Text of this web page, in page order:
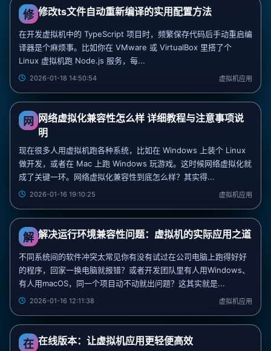
修 修改ts文件自动重新编译的实用配置方法
在开发虚拟机中的 TypeScript 项目时，频繁保存代码后手动重启编
译器是个麻烦事。比如你在 VMware 或 VirtualBox 里搭了个
Linux 虚拟机跑 Node.js 服务，每...
2026-01-18 14:50:54 虚拟机应用
网 网络虚拟化兼容性怎么样 详细教程与注意事项说
明
现在很多人用虚拟机跑各种系统，比如在 Windows 上装个 Linux
做开发，或者在 Mac 上跑 Windows 玩游戏。这时候网络虚拟化就
成了关键一环。网络虚拟化兼容性到底怎么样？其实得...
2026-01-16 19:10:25 虚拟机应用
解 解决运行环境兼容性问题：虚拟机的实际应用之道
不同系统间的软件冲突太常见你有没有试过在公司电脑上跑得好好
的程序，回家一换电脑就报错？或者开发团队里有人用Windows、
有人用macOS，同一个项目动不动就出问题？这其实就是...
2026-01-16 12:11:38 虚拟机应用
在 在线版本：让虚拟机应用更轻便高效